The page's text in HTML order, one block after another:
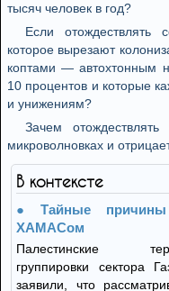
тысяч человек в год?
Если отождествлять
которое вырезают
коптами — автохтонным
10 процентов и которые
и унижениям?
Зачем
микроволновках и
В контексте
Тайные
ХАМАСом
Палестинские
группировки сектора
заявили, что